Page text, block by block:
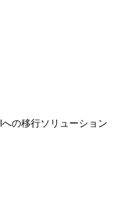
の移行ソリューション